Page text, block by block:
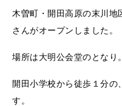
木曽町・開田高原の末川地
さんがオープンしました。
場所は大明公会堂のとなり。
開田小学校から徒歩１分の
す。